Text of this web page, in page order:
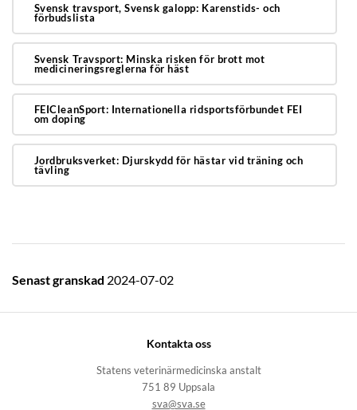
Svensk travsport, Svensk galopp: Karenstids- och
förbudslista
Svensk Travsport: Minska risken för brott mot
medicineringsreglerna för häst
FEICleanSport: Internationella ridsportsförbundet FEI
om doping
Jordbruksverket: Djurskydd för hästar vid träning och
tävling
Senast granskad 2024-07-02
Kontakta oss
Statens veterinärmedicinska anstalt
751 89 Uppsala
sva@sva.se